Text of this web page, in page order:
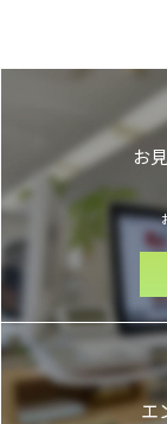
お
エ